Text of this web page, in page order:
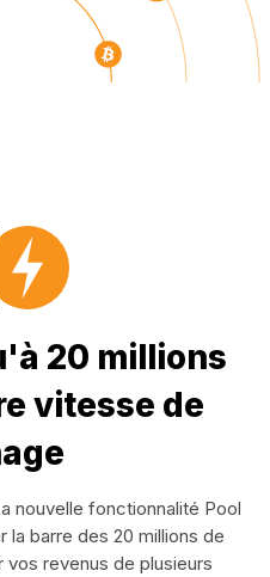
20 millions
vitesse de
nouvelle fonctionnalité Pool
la barre des 20 millions de
revenus de plusieurs